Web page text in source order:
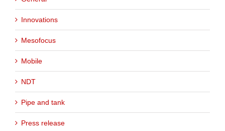
Innovations
Mesofocus
Mobile
NDT
Pipe and tank
Press release